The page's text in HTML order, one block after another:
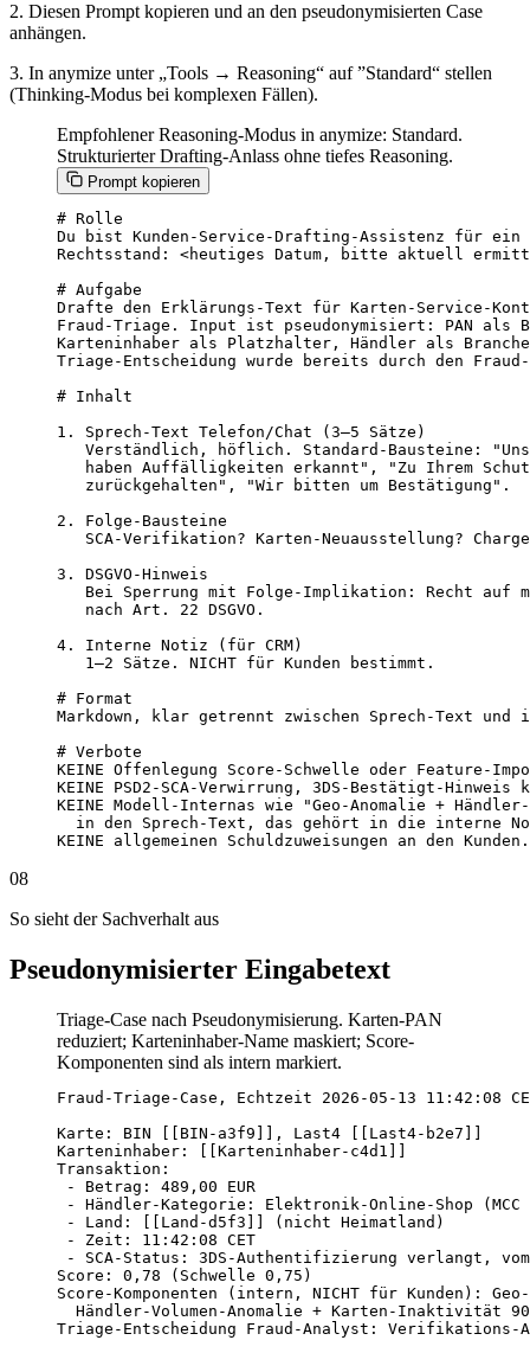
2. Diesen Prompt kopieren und an den pseudonymisierten Case
anhängen.
3. In anymize unter „Tools → Reasoning“ auf ”Standard“ stellen
(Thinking-Modus bei komplexen Fällen).
Empfohlener Reasoning-Modus in anymize: Standard.
Strukturierter Drafting-Anlass ohne tiefes Reasoning.
Prompt kopieren
# Rolle
Du bist Kunden-Service-Drafting-Assistenz für
Rechtsstand: <heutiges Datum, bitte aktuell
# Aufgabe
Drafte den Erklärungs-Text für Karten-Service-
Fraud-Triage. Input ist pseudonymisiert: PAN als
Karteninhaber als Platzhalter, Händler als
Triage-Entscheidung wurde bereits durch den
# Inhalt
1. Sprech-Text Telefon/Chat (3–5 Sätze)
Verständlich, höflich. Standard-Bausteine:
haben Auffälligkeiten erkannt", "Zu Ihrem
   zurückgehalten", "Wir bitten um Bestätigung".
2. Folge-Bausteine
SCA-Verifikation? Karten-Neuausstellung?
3. DSGVO-Hinweis
Bei Sperrung mit Folge-Implikation: Recht auf
   nach Art. 22 DSGVO.
4. Interne Notiz (für CRM)
   1–2 Sätze. NICHT für Kunden bestimmt.
# Format
Markdown, klar getrennt zwischen Sprech-Text
# Verbote
KEINE Offenlegung Score-Schwelle oder Feature-
KEINE PSD2-SCA-Verwirrung, 3DS-Bestätigt-
KEINE Modell-Internas wie "Geo-Anomalie + Händler-
in den Sprech-Text, das gehört in die interne
KEINE allgemeinen Schuldzuweisungen an den Kunden.
08
So sieht der Sachverhalt aus
Pseudonymisierter Eingabetext
Triage-Case nach Pseudonymisierung. Karten-PAN
reduziert; Karteninhaber-Name maskiert; Score-
Komponenten sind als intern markiert.
Fraud-Triage-Case, Echtzeit 2026-05-13 11:42:08
Karte: BIN [[BIN-a3f9]], Last4 [[Last4-b2e7]]
Karteninhaber: [[Karteninhaber-c4d1]]
Transaktion:
- Betrag: 489,00 EUR
- Händler-Kategorie: Elektronik-Online-Shop (MCC
- Land: [[Land-d5f3]] (nicht Heimatland)
- Zeit: 11:42:08 CET
- SCA-Status: 3DS-Authentifizierung verlangt,
Score: 0,78 (Schwelle 0,75)
Score-Komponenten (intern, NICHT für Kunden):
Händler-Volumen-Anomalie + Karten-Inaktivität
Triage-Entscheidung Fraud-Analyst: Verifikations-